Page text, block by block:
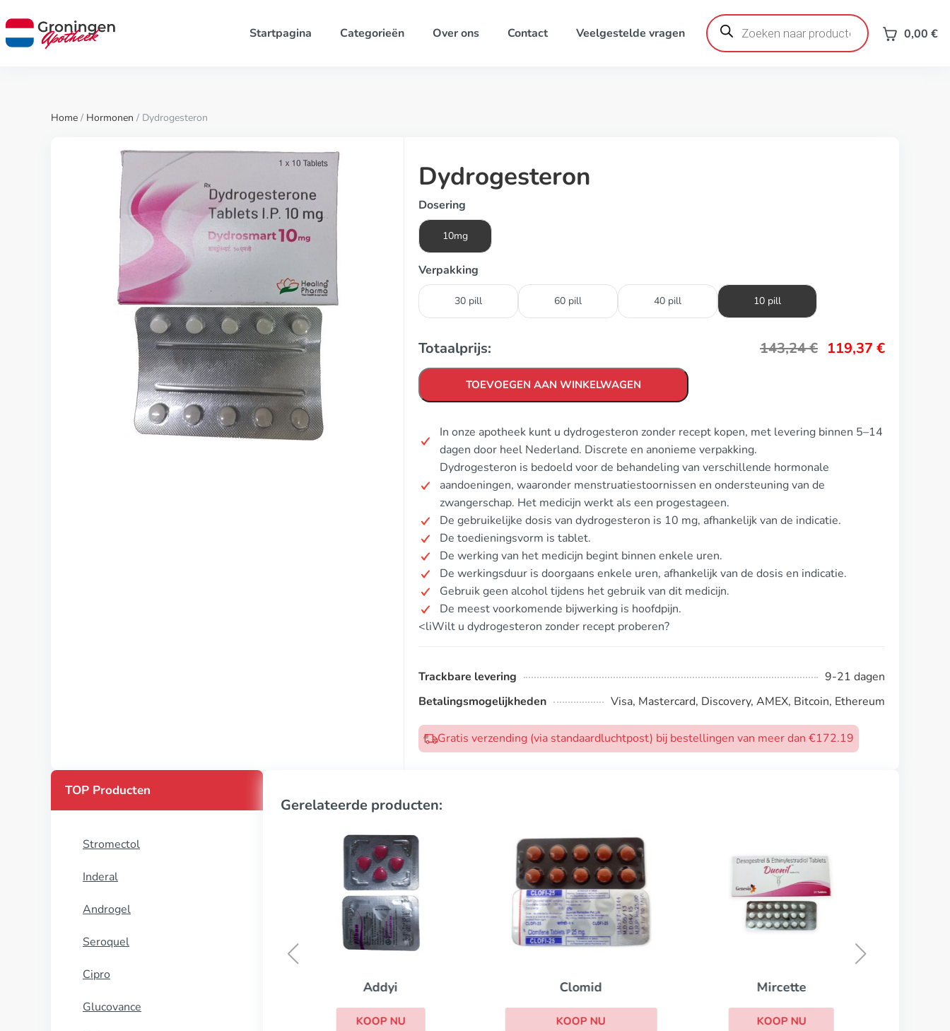
Startpagina Categorieën Over ons Contact Veelgestelde vragen
Producten
zoeken 0,00 €
Home / Hormonen / Dydrogesteron
Dydrogesteron
Dosering
10mg
Verpakking
30 pill 60 pill 40 pill 10 pill
Totaalprijs: 143,24€ 119,37 €
TOEVOEGEN AAN WINKELWAGEN
In onze apotheek kunt u dydrogesteron zonder recept kopen, met levering binnen 5–14
dagen door heel Nederland. Discrete en anonieme verpakking.
Dydrogesteron is bedoeld voor de behandeling van verschillende hormonale
aandoeningen, waaronder menstruatiestoornissen en ondersteuning van de
zwangerschap. Het medicijn werkt als een progestageen.
De gebruikelijke dosis van dydrogesteron is 10 mg, afhankelijk van de indicatie.
De toedieningsvorm is tablet.
De werking van het medicijn begint binnen enkele uren.
De werkingsduur is doorgaans enkele uren, afhankelijk van de dosis en indicatie.
Gebruik geen alcohol tijdens het gebruik van dit medicijn.
De meest voorkomende bijwerking is hoofdpijn.
<liWilt u dydrogesteron zonder recept proberen?
Trackbare levering
9-21 dagen
Betalingsmogelijkheden
Visa, Mastercard, Discovery, AMEX, Bitcoin, Ethereum
Gratis verzending (via standaardluchtpost) bij bestellingen van meer dan €172.19
TOP Producten
Stromectol
Inderal
Androgel
Seroquel
Cipro
Glucovance
Gerelateerde producten:
Addyi
KOOP NU
Clomid
KOOP NU
Mircette
KOOP NU